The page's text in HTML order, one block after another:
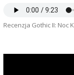
Recenzja Gothic II: Noc